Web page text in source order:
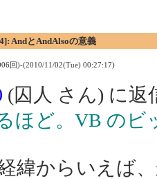
AndとAndAlsoの意義
回)-(2010/11/02(Tue) 00:27:17)
(囚人 さん) に返
ほど。VB のビ
緯からいえば